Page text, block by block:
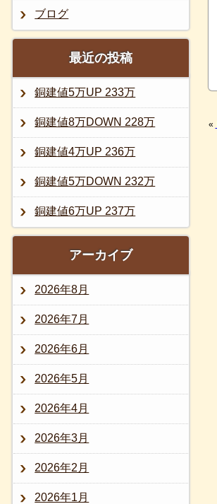
«
ブログ
最近の投稿
銅建値5万UP 233万
銅建値8万DOWN 228万
銅建値4万UP 236万
銅建値5万DOWN 232万
銅建値6万UP 237万
アーカイブ
2026年8月
2026年7月
2026年6月
2026年5月
2026年4月
2026年3月
2026年2月
2026年1月